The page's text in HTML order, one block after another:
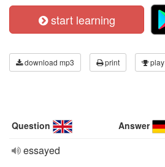
start learning
download mp3 print play
Question Answer
essayed